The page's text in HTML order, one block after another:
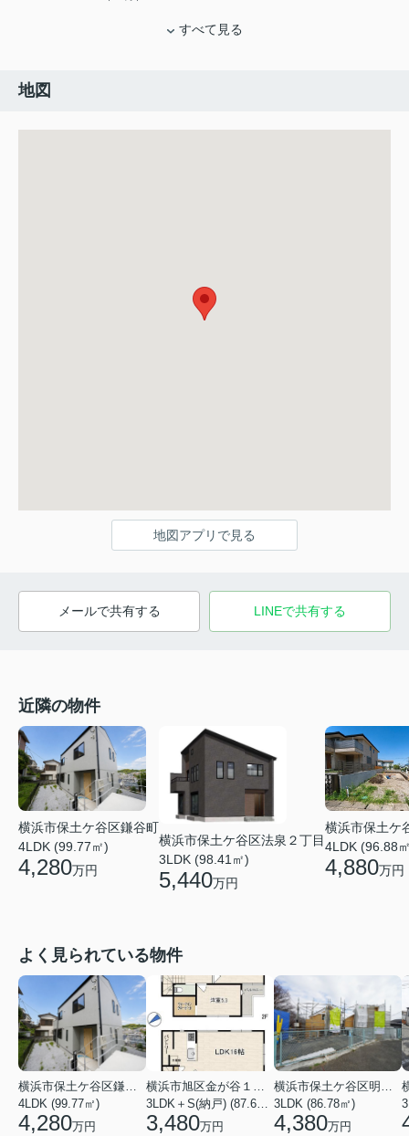
すべて見る
地図
地図アプリで見る
メールで共有する LINEで共有する
近隣の物件
横浜市保土ケ谷区鎌谷町
4LDK (99.77㎡)
4,280万円
横浜市保土ケ谷区法泉２丁目
3LDK (98.41㎡)
5,440万円
横浜市保土ケ
4LDK (96.88
4,880万円
よく見られている物件
4LDK (99.77㎡)
4,280万円 3,480万円
3LDK (86.78㎡)
4,380万円